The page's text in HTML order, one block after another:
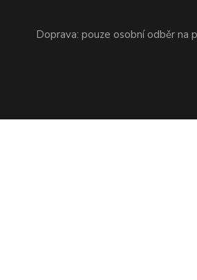
Doprava: pouze osobní odběr na